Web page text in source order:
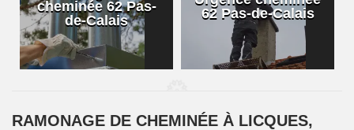
cheminée 62 Pas-
de-Calais
62 Pas-de-Calais
RAMONAGE DE CHEMINÉE À LICQUES,